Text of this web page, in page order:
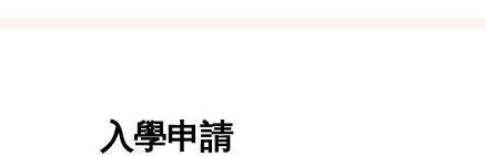
入學申請